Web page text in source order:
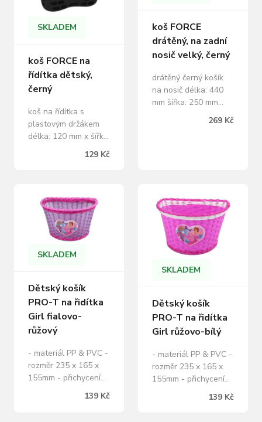
SKLADEM
koš FORCE na
řídítka dětský,
černý
koš na řídítka s
plastovým držákem
délka: 120 mm x šířka:
190 mm x výška: 145
hmotnost: 186 g
129 Kč
koš FORCE
drátěný, na zadní
nosič velký, černý
drátěný černý košík
na nosič délka: 440
mm šířka: 250 mm
269 Kč
SKLADEM
Dětský košík
PRO-T na řidítka
Girl fialovo-
růžový
- materiál PP & PVC -
rozměr 235 x 165 x
155mm - přichycení
na řidítka pomocí
139 Kč
SKLADEM
Dětský košík
PRO-T na řidítka
Girl růžovo-bílý
- materiál PP & PVC -
rozměr 235 x 165 x
155mm - přichycení
na řidítka pomocí
pásků,které jsou
139 Kč